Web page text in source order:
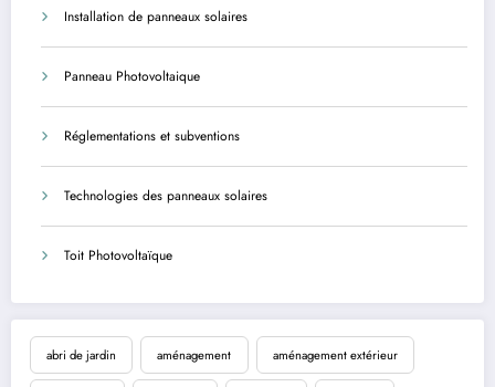
Installation de panneaux solaires
Panneau Photovoltaique
Réglementations et subventions
Technologies des panneaux solaires
Toit Photovoltaïque
abri de jardin aménagement aménagement extérieur